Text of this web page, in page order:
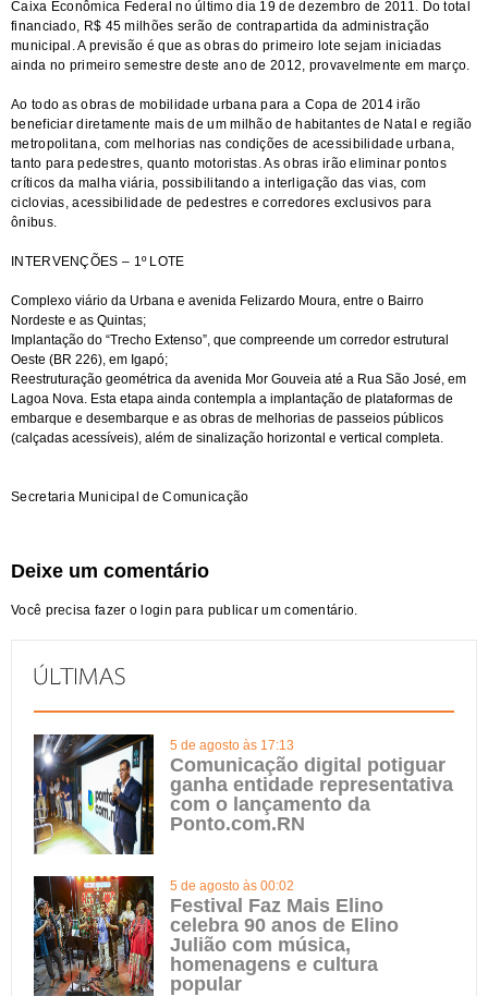
Caixa Econômica Federal no último dia 19 de dezembro de 2011. Do total
financiado, R$ 45 milhões serão de contrapartida da administração
municipal. A previsão é que as obras do primeiro lote sejam iniciadas
ainda no primeiro semestre deste ano de 2012, provavelmente em março.
Ao todo as obras de mobilidade urbana para a Copa de 2014 irão
beneficiar diretamente mais de um milhão de habitantes de Natal e região
metropolitana, com melhorias nas condições de acessibilidade urbana,
tanto para pedestres, quanto motoristas. As obras irão eliminar pontos
críticos da malha viária, possibilitando a interligação das vias, com
ciclovias, acessibilidade de pedestres e corredores exclusivos para
ônibus.
INTERVENÇÕES – 1º LOTE
Complexo viário da Urbana e avenida Felizardo Moura, entre o Bairro
Nordeste e as Quintas;
Implantação do “Trecho Extenso”, que compreende um corredor estrutural
Oeste (BR 226), em Igapó;
Reestruturação geométrica da avenida Mor Gouveia até a Rua São José, em
Lagoa Nova. Esta etapa ainda contempla a implantação de plataformas de
embarque e desembarque e as obras de melhorias de passeios públicos
(calçadas acessíveis), além de sinalização horizontal e vertical completa.
Secretaria Municipal de Comunicação
Deixe um comentário
Você precisa fazer o login para publicar um comentário.
5 de agosto às 17:13
Comunicação digital potiguar
ganha entidade representativa
com o lançamento da
Ponto.com.RN
5 de agosto às 00:02
Festival Faz Mais Elino
celebra 90 anos de Elino
Julião com música,
homenagens e cultura
popular